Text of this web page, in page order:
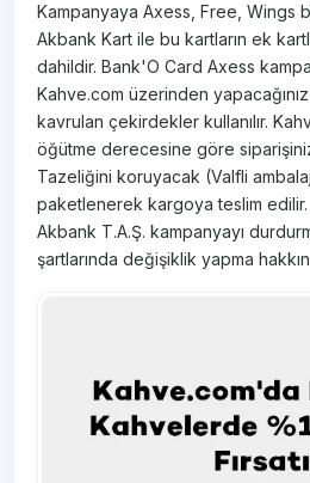
Kampanyaya Axess, Free, Wings
Akbank Kart ile bu kartların ek
dahildir. Bank'O Card Axess
Kahve.com üzerinden
kavrulan çekirdekler kullanılır.
öğütme derecesine göre
Tazeliğini koruyacak (Valfli
paketlenerek kargoya teslim edilir.
Akbank T.A.Ş. kampanyayı
şartlarında değişiklik yapma